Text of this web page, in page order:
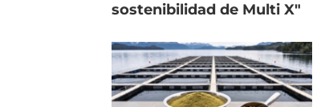
sostenibilidad de Multi X"